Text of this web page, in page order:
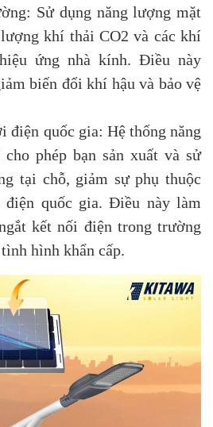
Sử dụng năng lượng mặt
khí thải CO2 và các khí
ứng nhà kính. Điều này
biến đổi khí hậu và bảo vệ
quốc gia: Hệ thống năng
phép bạn sản xuất và sử
tại chỗ, giảm sự phụ thuộc
quốc gia. Điều này làm
kết nối điện trong trường
hình khẩn cấp.